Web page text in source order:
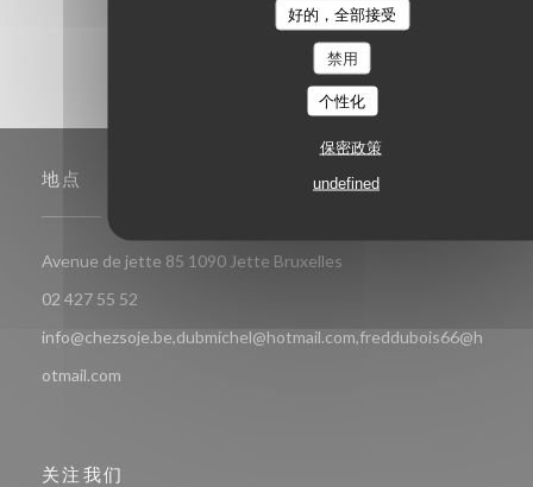
好的，全部接受
禁用
个性化
保密政策
undefined
地点
Avenue de jette 85 1090 Jette Bruxelles
02 427 55 52
info@chezsoje.be,dubmichel@hotmail.com,freddubois66@h
otmail.com
关注我们